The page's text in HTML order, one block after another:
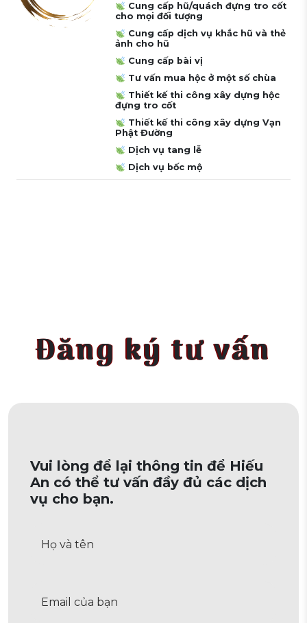
Cung cấp hũ/quách đựng tro cốt
cho mọi đối tượng
Cung cấp dịch vụ khắc hũ và thẻ
ảnh cho hũ
Cung cấp bài vị
Tư vấn mua hộc ở một số chùa
Thiết kế thi công xây dựng hộc
đựng tro cốt
Thiết kế thi công xây dựng Vạn
Phật Đường
Dịch vụ tang lễ
Dịch vụ bốc mộ
Đăng ký tư vấn
Vui lòng để lại thông tin để Hiếu
An có thể tư vấn đầy đủ các dịch
vụ cho bạn.